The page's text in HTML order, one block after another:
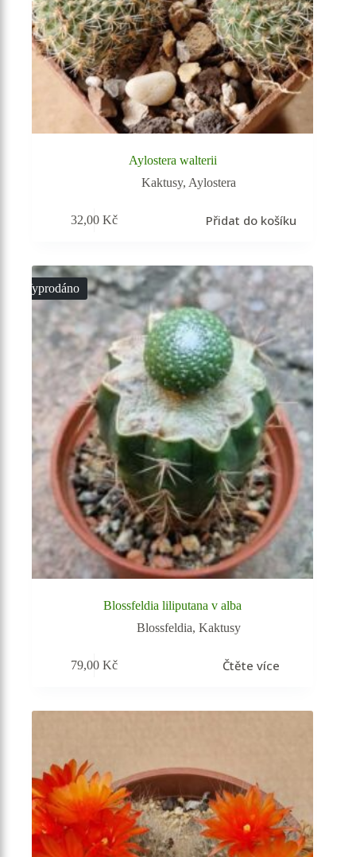
Aylostera walterii
Kaktusy, Aylostera
32,00Kč Přidat do košíku
Vyprodáno
Blossfeldia liliputana v alba
Blossfeldia, Kaktusy
79,00Kč Čtěte více